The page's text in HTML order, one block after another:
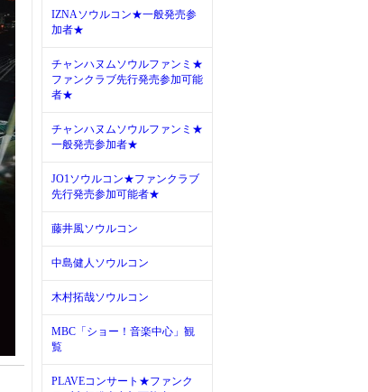
IZNAソウルコン★一般発売参
加者★
チャンハヌムソウルファンミ★
ファンクラブ先行発売参加可能
者★
チャンハヌムソウルファンミ★
一般発売参加者★
JO1ソウルコン★ファンクラブ
先行発売参加可能者★
藤井風ソウルコン
中島健人ソウルコン
木村拓哉ソウルコン
MBC「ショー！音楽中心」観
覧
PLAVEコンサート★ファンク